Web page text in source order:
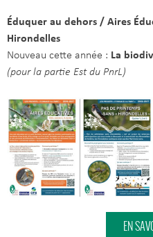
Éduquer au dehors / Aires
Hirondelles
Nouveau cette année : La
(pour la partie Est du PnrL)
EN